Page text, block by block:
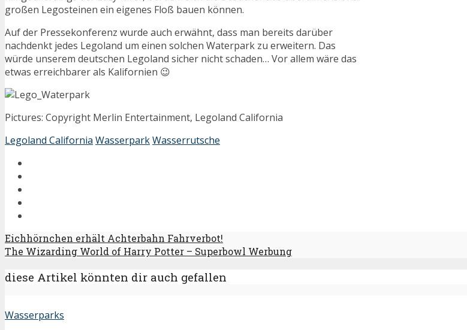
großen Legosteinen ein eigenes Floß bauen können.
Auf der Pressekonferenz wurde auch erwähnt, dass man bereits darüber
nachdenkt jedes Legoland um einen solchen Waterpark zu erweitern. Das
würde unserem deutschen Legoland sicher nicht schaden… Vor allem wäre das
etwas erreichbarer als Kalifornien 😉
Pictures: Copyright Merlin Entertainment, Legoland California
Legoland California WasserparkWasserrutsche
Eichhörnchen erhält Achterbahn Fahrverbot!
The Wizarding World of Harry Potter – Superbowl Werbung
diese Artikel könnten dir auch gefallen
Wasserparks